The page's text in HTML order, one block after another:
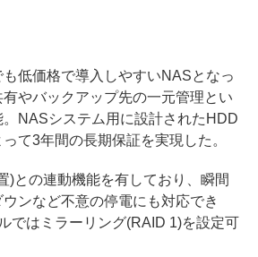
低価格で導入しやすいNASとなっ
やバックアップ先の一元管理とい
NASシステム用に設計されたHDD
て3年間の長期保証を実現した。
との連動機能を有しており、瞬間
ンなど不意の停電にも対応でき
ではミラーリング(RAID 1)を設定可